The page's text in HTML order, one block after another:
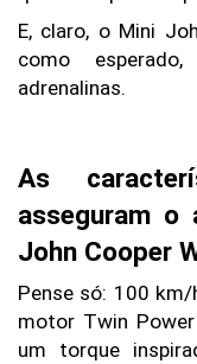
E, claro, o Mini
como
adrenalinas.
As
asseguram o
John Cooper
Pense só: 100
motor Twin
um torque